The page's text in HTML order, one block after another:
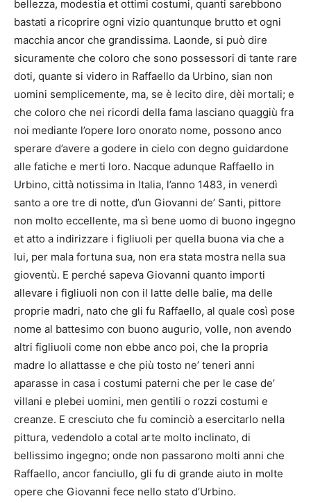
bellezza, modestia et ottimi costumi, quanti sarebbono
bastati a ricoprire ogni vizio quantunque brutto et ogni
macchia ancor che grandissima. Laonde, si può dire
sicuramente che coloro che sono possessori di tante rare
doti, quante si videro in Raffaello da Urbino, sian non
uomini semplicemente, ma, se è lecito dire, dèi mortali; e
che coloro che nei ricordi della fama lasciano quaggiù fra
noi mediante l’opere loro onorato nome, possono anco
sperare d’avere a godere in cielo con degno guidardone
alle fatiche e merti loro. Nacque adunque Raffaello in
Urbino, città notissima in Italia, l’anno 1483, in venerdì
santo a ore tre di notte, d’un Giovanni de’ Santi, pittore
non molto eccellente, ma sì bene uomo di buono ingegno
et atto a indirizzare i figliuoli per quella buona via che a
lui, per mala fortuna sua, non era stata mostra nella sua
gioventù. E perché sapeva Giovanni quanto importi
allevare i figliuoli non con il latte delle balie, ma delle
proprie madri, nato che gli fu Raffaello, al quale così pose
nome al battesimo con buono augurio, volle, non avendo
altri figliuoli come non ebbe anco poi, che la propria
madre lo allattasse e che più tosto ne’ teneri anni
aparasse in casa i costumi paterni che per le case de’
villani e plebei uomini, men gentili o rozzi costumi e
creanze. E cresciuto che fu cominciò a esercitarlo nella
pittura, vedendolo a cotal arte molto inclinato, di
bellissimo ingegno; onde non passarono molti anni che
Raffaello, ancor fanciullo, gli fu di grande aiuto in molte
opere che Giovanni fece nello stato d’Urbino.